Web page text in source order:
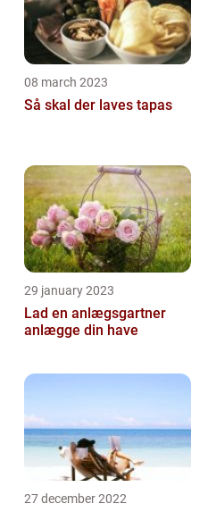
08 march 2023
Så skal der laves tapas
29 january 2023
Lad en anlægsgartner
anlægge din have
27 december 2022